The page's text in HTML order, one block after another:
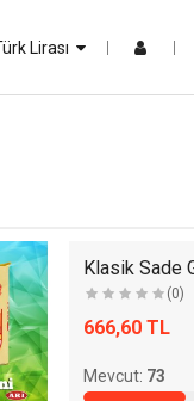
(0)
666,60 TL
Mevcut: 73